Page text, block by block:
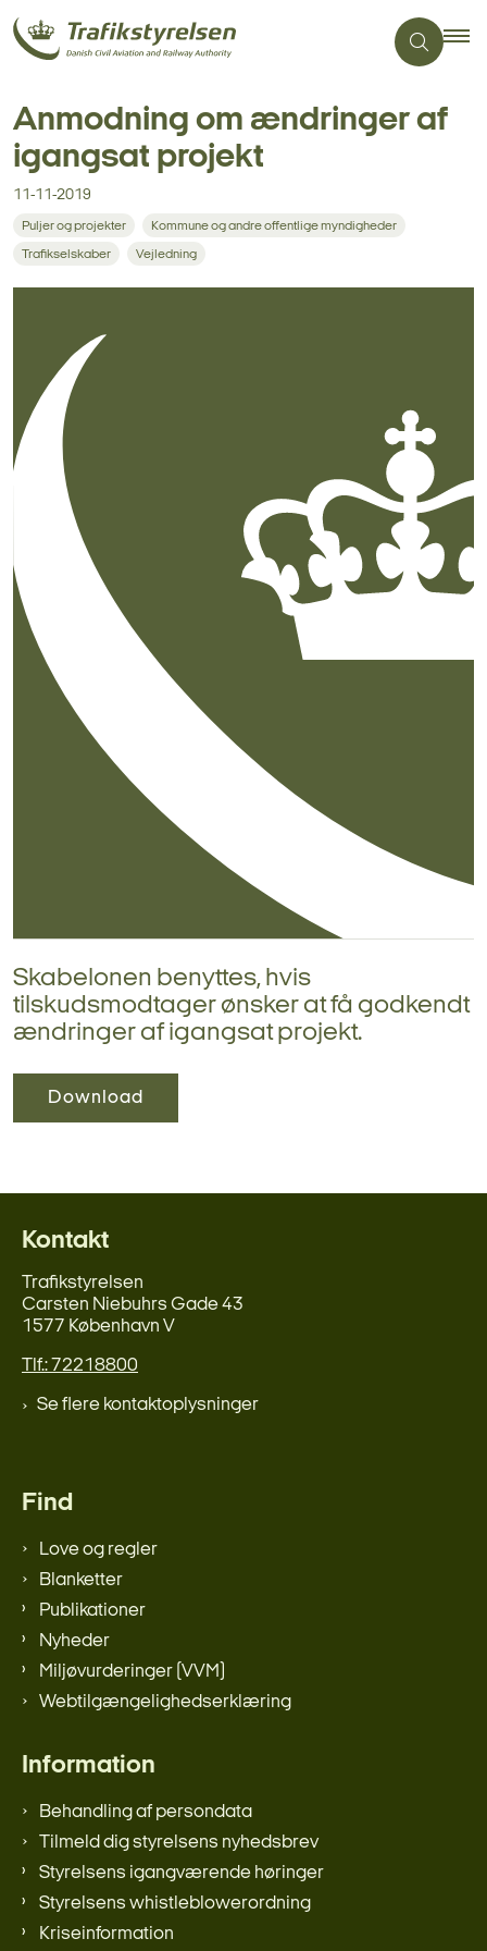
Anmodning om ændringer af
igangsat projekt
11-11-2019
Puljer og projekter Kommune og andre offentlige myndigheder
Trafikselskaber Vejledning
Skabelonen benyttes, hvis
tilskudsmodtager ønsker at få godkendt
ændringer af igangsat projekt.
Download
Kontakt
Trafikstyrelsen
Carsten Niebuhrs Gade 43
1577 København V
Tlf.: 72218800
Se flere kontaktoplysninger
Find
Love og regler
Blanketter
Publikationer
Nyheder
Miljøvurderinger (VVM)
Webtilgængelighedserklæring
Information
Behandling af persondata
Tilmeld dig styrelsens nyhedsbrev
Styrelsens igangværende høringer
Styrelsens whistleblowerordning
Kriseinformation